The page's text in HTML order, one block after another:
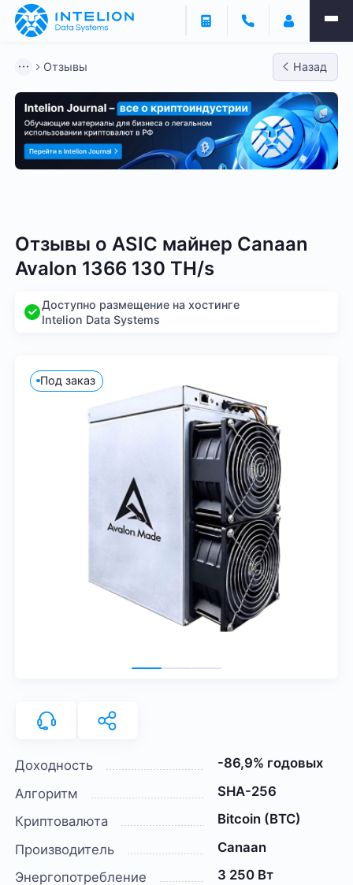
Отзывы Назад
Отзывы о ASIC майнер Canaan
Avalon 1366 130 TH/s
Доступно размещение на хостинге
Intelion Data Systems
Под заказ
Доходность
-86,9% годовых
Алгоритм
SHA-256
Криптовалюта
Bitcoin (BTC)
Производитель
Canaan
Энергопотребление
3 250 Вт